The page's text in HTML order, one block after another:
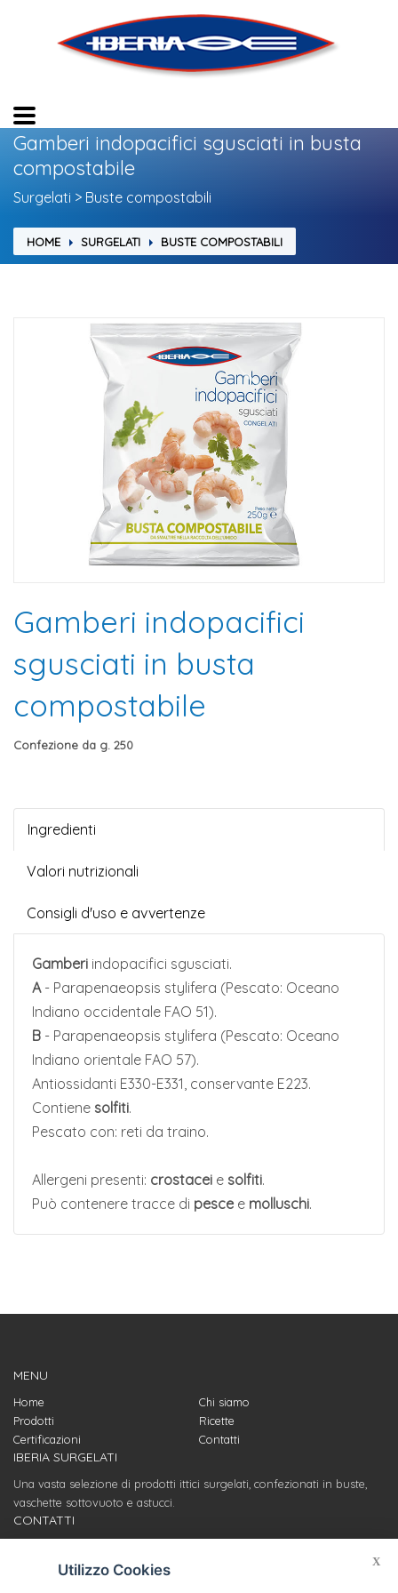
Gamberi indopacifici sgusciati in busta
compostabile
Surgelati > Buste compostabili
HOME SURGELATI BUSTE COMPOSTABILI
Gamberi indopacifici
sgusciati in busta
compostabile
Confezione da g. 250
Ingredienti
Valori nutrizionali
Consigli d'uso e avvertenze
Gamberi indopacifici sgusciati.
A- Parapenaeopsis stylifera (Pescato: Oceano
Indiano occidentale FAO 51).
B - Parapenaeopsis stylifera (Pescato: Oceano
Indiano orientale FAO 57).
Antiossidanti E330-E331, conservante E223.
Contiene solfiti.
Pescato con: reti da traino.
Allergeni presenti: crostacei e solfiti.
Può contenere tracce di pesce e molluschi.
MENU
Home
Chi siamo
Prodotti
Ricette
Certificazioni
Contatti
IBERIA SURGELATI
Una vasta selezione di prodotti ittici surgelati, confezionati in buste,
vaschette sottovuoto e astucci.
CONTATTI
info@iberiasurgelati.com
Utilizzo Cookies X